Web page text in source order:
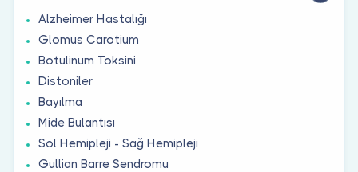
Alzheimer Hastalığı
Glomus Carotium
Botulinum Toksini
Distoniler
Bayılma
Mide Bulantısı
Sol Hemipleji - Sağ Hemipleji
Gullian Barre Sendromu